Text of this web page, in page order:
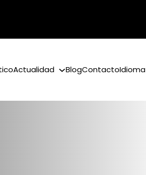
Actualidad BlogContactoIdioma